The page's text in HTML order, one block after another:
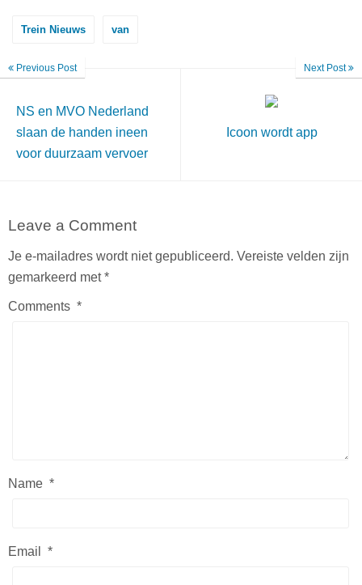
Trein Nieuws van
Previous Post
NS en MVO Nederland
slaan de handen ineen
voor duurzaam vervoer
Next Post
Icoon wordt app
Leave a Comment
Je e-mailadres wordt niet gepubliceerd. Vereiste velden zijn
gemarkeerd met*
Comments *
Name *
Email *